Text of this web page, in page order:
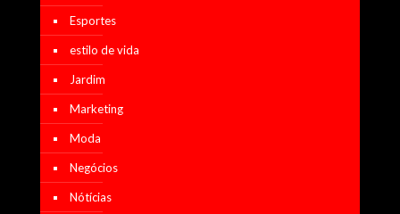
Esportes
estilo de vida
Jardim
Marketing
Moda
Negócios
Nótícias